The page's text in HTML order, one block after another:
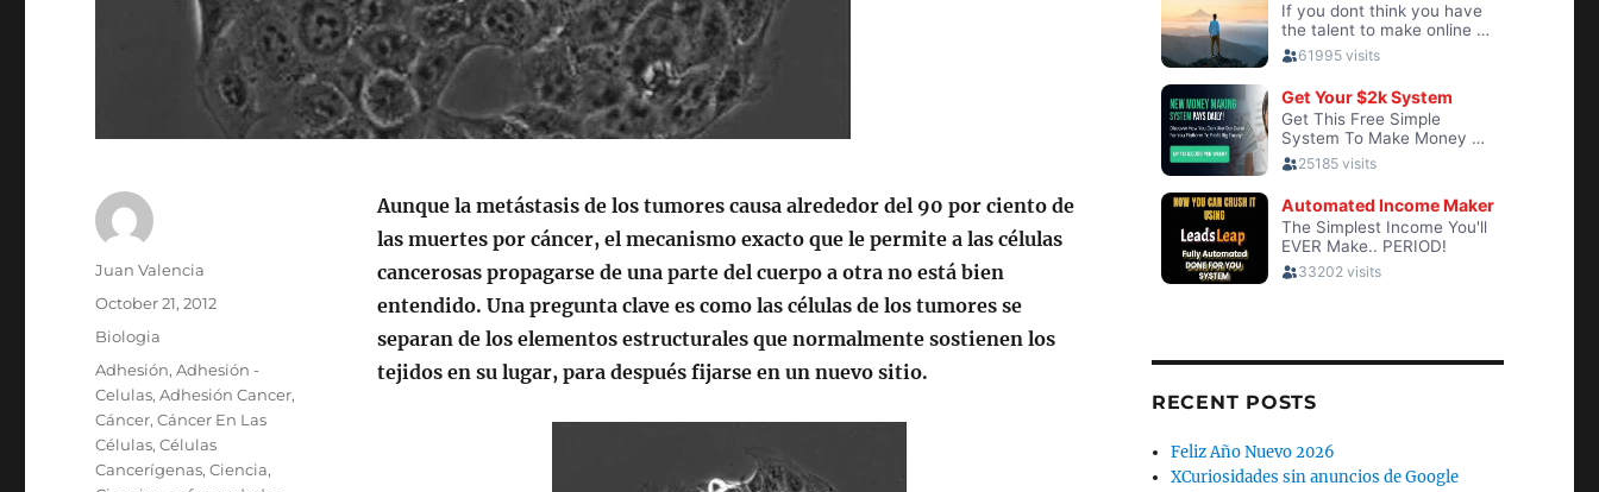
Aunque la metástasis de los tumores causa alrededor del 90 por ciento de
las muertes por cáncer, el mecanismo exacto que le permite a las células
cancerosas propagarse de una parte del cuerpo a otra no está bien
entendido. Una pregunta clave es como las células de los tumores se
separan de los elementos estructurales que normalmente sostienen los
tejidos en su lugar, para después fijarse en un nuevo sitio.
Author
Juan Valencia
Posted
on
October 21, 2012
Categories
Biologia
Tags
Adhesión,Adhesión -
Celulas,Adhesión Cancer,
Cáncer,Cáncer En Las
Células,Células
Cancerígenas,Ciencia,
RECENT POSTS
Feliz Año Nuevo 2026
XCuriosidades sin anuncios de Google